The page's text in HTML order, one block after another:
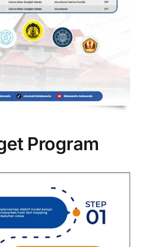
Program